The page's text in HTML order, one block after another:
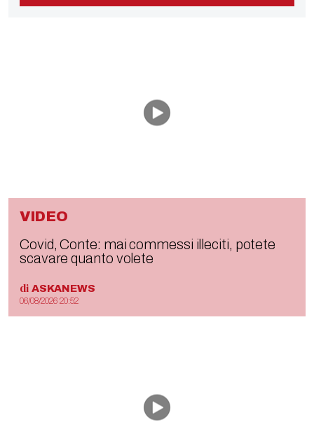
VIDEO
Covid, Conte: mai commessi illeciti, potete
scavare quanto volete
di ASKANEWS
06/08/2026 20:52